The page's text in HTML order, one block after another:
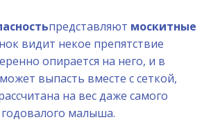
представляют москитные
видит некое препятствие
опирается на него, и в
выпасть вместе с сеткой,
на вес даже самого
малыша.